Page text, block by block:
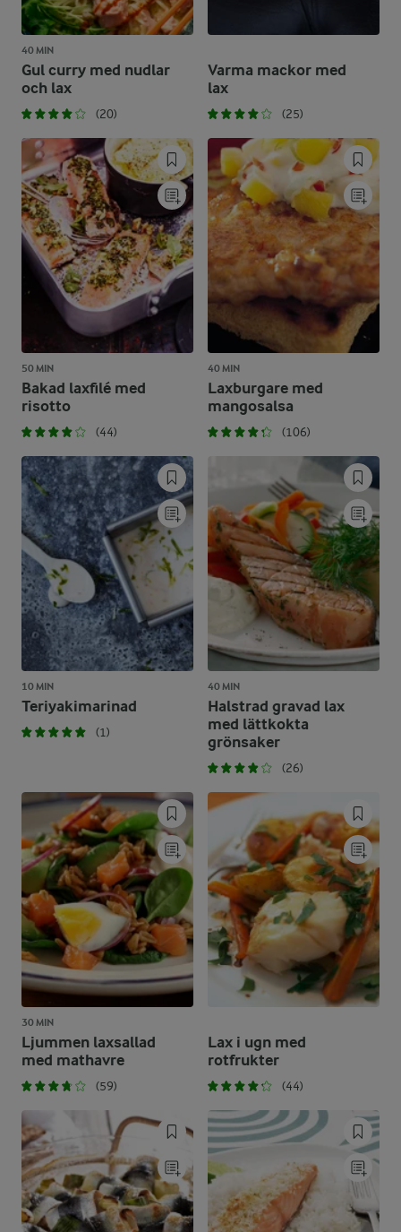
40 MIN
Gul curry med nudlar
och lax
(20)
Varma mackor med
lax
(25)
50 MIN
Bakad laxfilé med
risotto
(44)
40 MIN
Laxburgare med
mangosalsa
(106)
10 MIN
Teriyakimarinad
(1)
40 MIN
Halstrad gravad lax
med lättkokta
grönsaker
(26)
30 MIN
Ljummen laxsallad
med mathavre
(59)
Lax i ugn med
rotfrukter
(44)